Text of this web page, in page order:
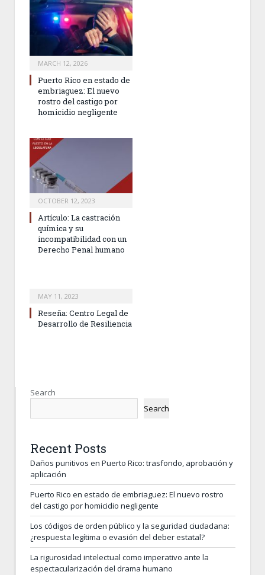
MARCH 12, 2026
Puerto Rico en estado de
embriaguez: El nuevo
rostro del castigo por
homicidio negligente
OCTOBER 12, 2023
Artículo: La castración
química y su
incompatibilidad con un
Derecho Penal humano
MAY 11, 2023
Reseña: Centro Legal de
Desarrollo de Resiliencia
Search
Search
Recent Posts
Daños punitivos en Puerto Rico: trasfondo, aprobación y
aplicación
Puerto Rico en estado de embriaguez: El nuevo rostro
del castigo por homicidio negligente
Los códigos de orden público y la seguridad ciudadana:
¿respuesta legítima o evasión del deber estatal?
La rigurosidad intelectual como imperativo ante la
espectacularización del drama humano